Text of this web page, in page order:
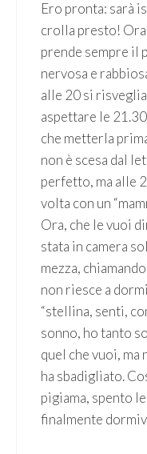
Ero pronta: sarà
crolla presto!
prende sempre il
nervosa e
alle 20 si
aspettare le
che metterla
non è scesa dal
perfetto, ma alle
volta con un
Ora, che le vuoi
stata in camera
mezza,
non riesce a
“stellina, senti,
sonno, ho tanto
quel che vuoi, ma
ha sbadigliato.
pigiama, spento
finalmente